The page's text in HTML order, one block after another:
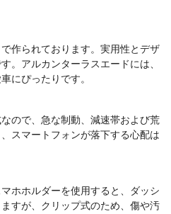
作られております。実用性とデザ
。アルカンターラスエードには、
にぴったりです。
ので、急な制動、減速帯および荒
スマートフォンが落下する心配は
ホホルダーを使用すると、ダッシ
すが、クリップ式のため、傷や汚